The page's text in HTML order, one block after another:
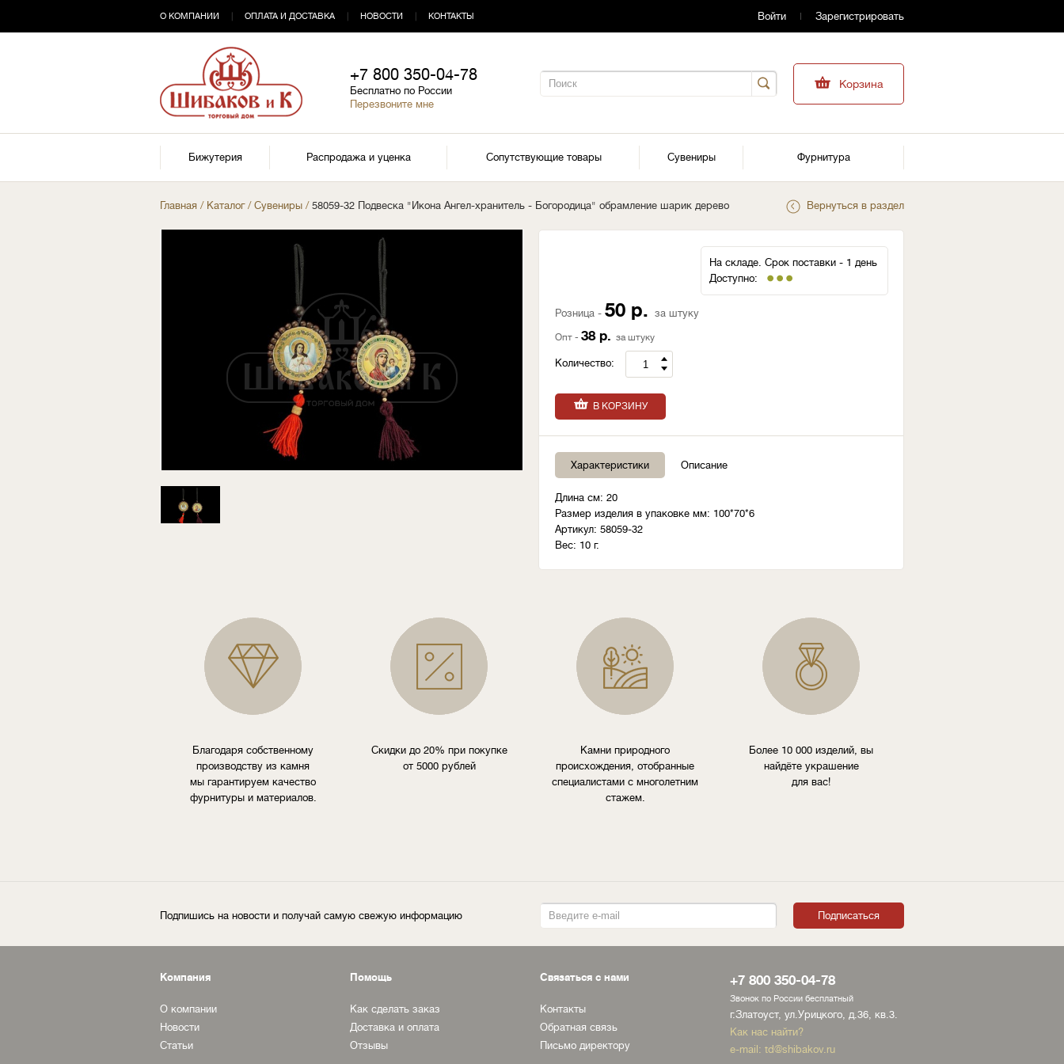
О КОМПАНИИ ОПЛАТА И ДОСТАВКА НОВОСТИ КОНТАКТЫ Войти Зарегистрировать
+7 800 350-04-78
Бесплатно по России
Перезвоните мне
Корзина
Бижутерия Распродажа и уценка Сопутствующие товары Сувениры Фурнитура
Главная / Каталог/ Сувениры / 58059-32 Подвеска "Икона Ангел-хранитель - Богородица" обрамление шарик дерево Вернуться в раздел
На складе. Срок поставки - 1 день
Доступно:
Розница - 50 р. за штуку
Опт - 38 р. за штуку
Количество:
В КОРЗИНУ
Характеристики Описание
Длина см: 20
Размер изделия в упаковке мм: 100*70*6
Артикул: 58059-32
Вес: 10 г.
Благодаря собственному
производству из камня
мы гарантируем качество
фурнитуры и материалов.
Скидки до 20% при покупке
от 5000 рублей
Камни природного
происхождения, отобранные
специалистами с многолетним
стажем.
Более 10 000 изделий, вы
найдёте украшение
для вас!
Подпишись на новости и получай самую свежую информацию
Компания
О компании
Новости
Статьи
Помощь
Как сделать заказ
Доставка и оплата
Отзывы
Связаться с нами
Контакты
Обратная связь
Письмо директору
+7 800 350-04-78
Звонок по России бесплатный
г.Златоуст, ул.Урицкого, д.36, кв.3.
Как нас найти?
e-mail: td@shibakov.ru